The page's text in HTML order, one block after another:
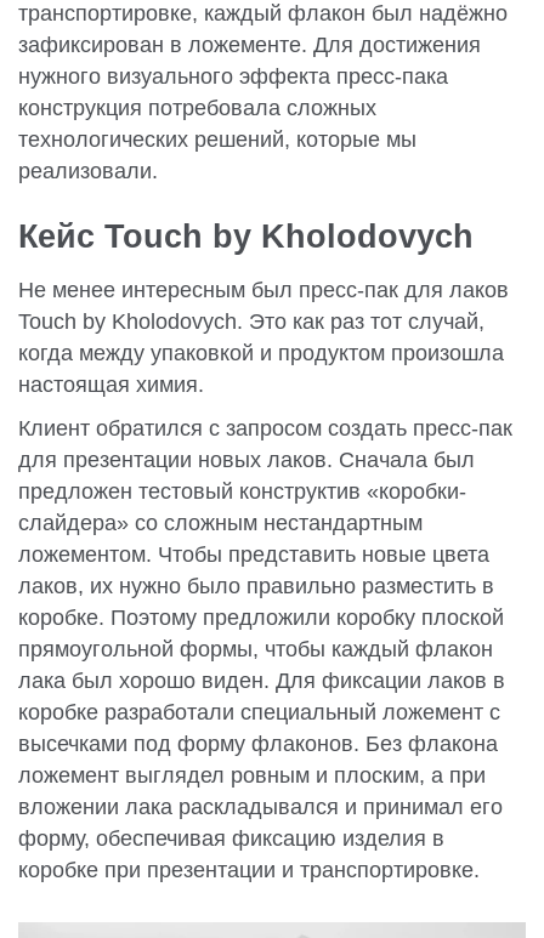
транспортировке, каждый флакон был надёжно
зафиксирован в ложементе. Для достижения
нужного визуального эффекта пресс-пака
конструкция потребовала сложных
технологических решений, которые мы
реализовали.
Кейс Touch by Kholodovych
Не менее интересным был пресс-пак для лаков
Touch by Kholodovych. Это как раз тот случай,
когда между упаковкой и продуктом произошла
настоящая химия.
Клиент обратился с запросом создать пресс-пак
для презентации новых лаков. Сначала был
предложен тестовый конструктив «коробки-
слайдера» со сложным нестандартным
ложементом. Чтобы представить новые цвета
лаков, их нужно было правильно разместить в
коробке. Поэтому предложили коробку плоской
прямоугольной формы, чтобы каждый флакон
лака был хорошо виден. Для фиксации лаков в
коробке разработали специальный ложемент с
высечками под форму флаконов. Без флакона
ложемент выглядел ровным и плоским, а при
вложении лака раскладывался и принимал его
форму, обеспечивая фиксацию изделия в
коробке при презентации и транспортировке.